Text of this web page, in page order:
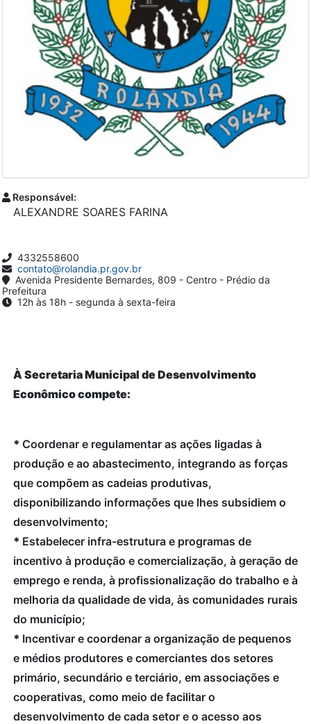
Responsável:
ALEXANDRE SOARES FARINA
4332558600
contato@rolandia.pr.gov.br
Avenida Presidente Bernardes, 809 - Centro - Prédio da
Prefeitura
12h às 18h - segunda à sexta-feira
À Secretaria Municipal de Desenvolvimento
Econômico compete:
* Coordenar e regulamentar as ações ligadas à
produção e ao abastecimento, integrando as forças
que compõem as cadeias produtivas,
disponibilizando informações que lhes subsidiem o
desenvolvimento;
* Estabelecer infra-estrutura e programas de
incentivo à produção e comercialização, à geração de
emprego e renda, à profissionalização do trabalho e à
melhoria da qualidade de vida, às comunidades rurais
do município;
* Incentivar e coordenar a organização de pequenos
e médios produtores e comerciantes dos setores
primário, secundário e terciário, em associações e
cooperativas, como meio de facilitar o
desenvolvimento de cada setor e o acesso aos